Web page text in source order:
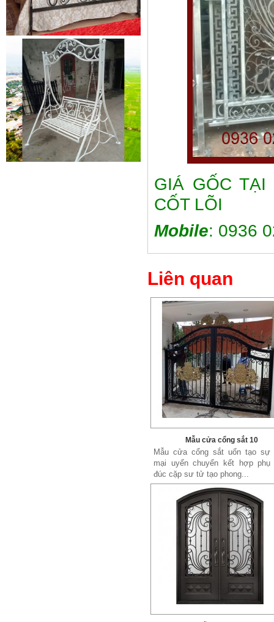
Mẫu bàn ghế 05
Mẫu thiết kế hiện đại, rất phù hợp
để trưng bày sản phẩm, studio
hoặc dùng...
Mẫu giường sắt 02
GIÁ GỐC
CỐT LÕI
Mobile: 0936
Liên quan
Mẫu cửa cổng sắt 10
Mẫu cửa cổng sắt uốn tạo sự
mại uyển chuyển kết hợp phụ
đúc cặp sư tử tạo phong...